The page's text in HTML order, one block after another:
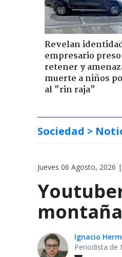
Revelan
empresario
retener y
muerte a niños
al "rin raja"
Sociedad >
Jueves 06 Agosto, 2026
Ignacio
Periodista de